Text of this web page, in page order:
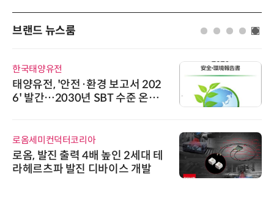
브랜드 뉴스룸
한국태양유전
태양유전, '안전·환경 보고서 202
6' 발간…2030년 SBT 수준 온실
로옴세미컨덕터코리아
로옴, 발진 출력 4배 높인 2세대 테
라헤르츠파 발진 디바이스 개발